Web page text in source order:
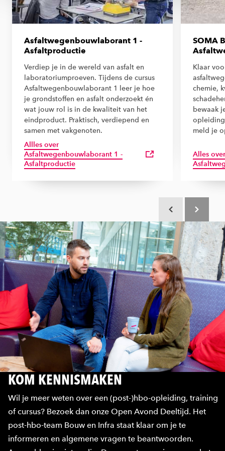
Asfaltwegenbouwlaborant 1 -
Asfaltproductie
Verdiep je in de wereld van asfalt en
laboratoriumproeven. Tijdens de cursus
Asfaltwegenbouwlaborant 1 leer je hoe
je grondstoffen en asfalt onderzoekt én
wat jouw rol is in de kwaliteit van het
eindproduct. Praktisch, verdiepend en
samen met vakgenoten.
Allles over
Asfaltwegenbouwlaborant 1 -
Asfaltproductie
SOMA
Klaar
chemie,
bewaak
opleiding
meld je
Alles
KOM KENNISMAKEN
Wil je meer weten over een (post-)hbo-opleiding, training
of cursus? Bezoek dan onze Open Avond Deeltijd. Het
post-hbo-team Bouw en Infra staat klaar om je te
informeren en algemene vragen te beantwoorden.